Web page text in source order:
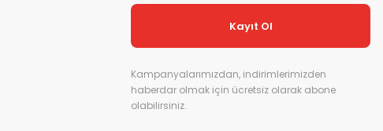
Kayıt Ol
Kampanyalarımızdan, indirimlerimizden
haberdar olmak için ücretsiz olarak abone
olabilirsiniz.